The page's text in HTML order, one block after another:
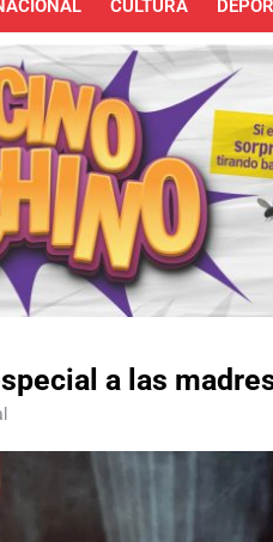
CULTURA
a las